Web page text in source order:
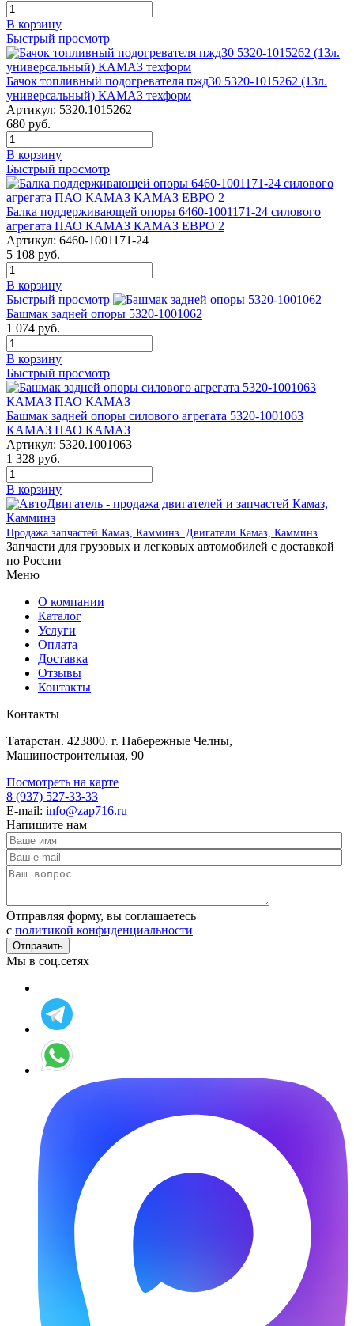
В корзину
Быстрый просмотр
Бачок топливный подогревателя пжд30 5320-1015262 (13л.
универсальный) КАМАЗ техформ
Артикул: 5320.1015262
680 руб.
В корзину
Быстрый просмотр
Балка поддерживающей опоры 6460-1001171-24 силового
агрегата ПАО КАМАЗ КАМАЗ ЕВРО 2
Артикул: 6460-1001171-24
5 108 руб.
В корзину
Быстрый просмотр
Башмак задней опоры 5320-1001062
1 074 руб.
В корзину
Быстрый просмотр
Башмак задней опоры силового агрегата 5320-1001063
КАМАЗ ПАО КАМАЗ
Артикул: 5320.1001063
1 328 руб.
В корзину
Продажа запчастей Камаз, Камминз. Двигатели Камаз, Камминз
Запчасти для грузовых и легковых автомобилей с доставкой
по России
Меню
О компании
Каталог
Услуги
Оплата
Доставка
Отзывы
Контакты
Контакты
Татарстан. 423800. г. Набережные Челны,
Машиностроительная, 90
Посмотреть на карте
8 (937) 527-33-33
E-mail: info@zap716.ru
Напишите нам
Отправляя форму, вы соглашаетесь
c политикой конфиденциальности
Мы в соц.сетях